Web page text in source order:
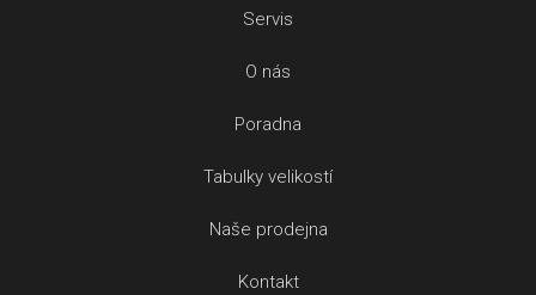
Servis
O nás
Poradna
Tabulky velikostí
Naše prodejna
Kontakt